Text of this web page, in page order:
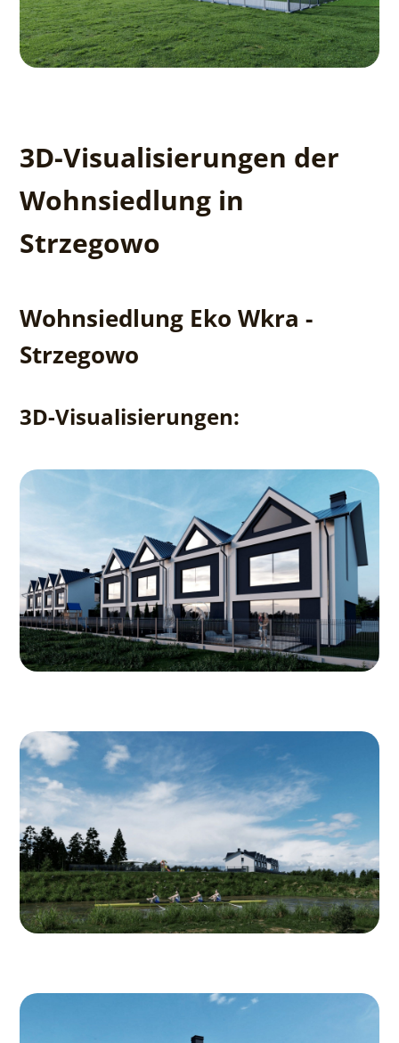
3D-Visualisierungen der
Wohnsiedlung in
Strzegowo
Wohnsiedlung Eko Wkra -
Strzegowo
3D-Visualisierungen: